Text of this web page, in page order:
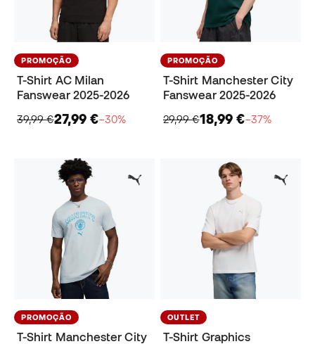
PROMOÇÃO
T-Shirt AC Milan
Fanswear 2025-2026
39,99 €27,99 €−30%
PROMOÇÃO
T-Shirt Manchester City
Fanswear 2025-2026
29,99 €18,99 €−37%
PROMOÇÃO
T-Shirt Manchester City
OUTLET
T-Shirt Graphics